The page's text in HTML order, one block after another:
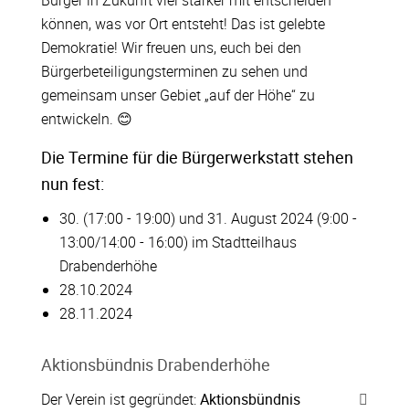
können, was vor Ort entsteht! Das ist gelebte
Demokratie! Wir freuen uns, euch bei den
Bürgerbeteiligungsterminen zu sehen und
gemeinsam unser Gebiet „auf der Höhe“ zu
entwickeln. 😊
Die Termine für die Bürgerwerkstatt stehen
nun fest:
30. (17:00 - 19:00) und 31. August 2024 (9:00 -
13:00/14:00 - 16:00) im Stadtteilhaus
Drabenderhöhe
28.10.2024
28.11.2024
Aktionsbündnis Drabenderhöhe
Der Verein ist gegründet:Aktionsbündnis